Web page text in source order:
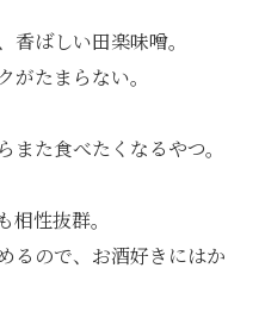
ばしい田楽味噌。
がたまらない。
た食べたくなるやつ。
性抜群。
るので、お酒好きにはか